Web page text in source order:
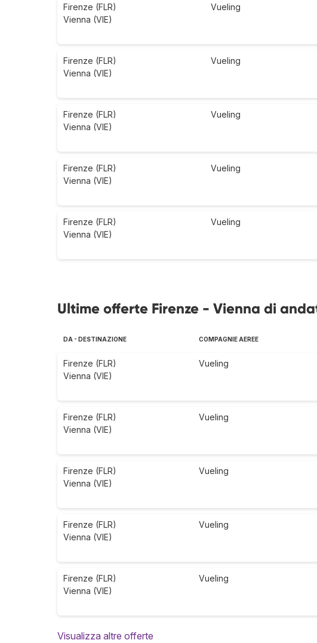
Firenze (FLR)
Vienna (VIE)
Vueling
Firenze (FLR)
Vienna (VIE)
Vueling
Firenze (FLR)
Vienna (VIE)
Vueling
Firenze (FLR)
Vienna (VIE)
Vueling
Firenze (FLR)
Vienna (VIE)
Vueling
Ultime offerte Firenze - Vienna di
DA - DESTINAZIONE COMPAGNIE AEREE
Firenze (FLR)
Vienna (VIE)
Vueling
Firenze (FLR)
Vienna (VIE)
Vueling
Firenze (FLR)
Vienna (VIE)
Vueling
Firenze (FLR)
Vienna (VIE)
Vueling
Firenze (FLR)
Vienna (VIE)
Vueling
Visualizza altre offerte